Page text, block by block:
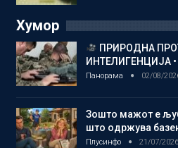
Хумор
ПРИРОДНА
ИНТЕЛИГЕНЦИЈА
Панорама 02/08/
Зошто мажот е
што одржува
Плусинфо 21/07/2026